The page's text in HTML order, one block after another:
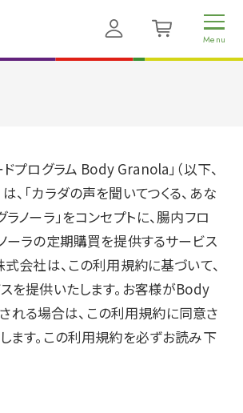
ドプログラム Body Granola」（以下、
、「カラダの声を聞いてつくる、あな
ノーラ」をコンセプトに、腸内フロ
ーラの定期購買を提供するサービス
式会社は、この利用規約に基づいて、
を提供いたします。お客様がBody
れる場合は、この利用規約に同意さ
ます。この利用規約を必ずお読み下